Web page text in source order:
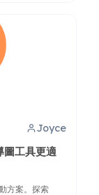
Joyce
工具更適
方案。探索